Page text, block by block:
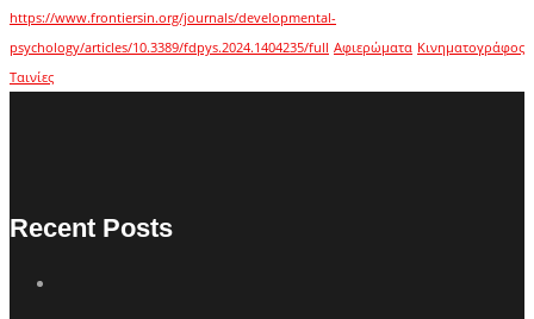
https://www.frontiersin.org/journals/developmental-
psychology/articles/10.3389/fdpys.2024.1404235/full Αφιερώματα Κινηματογράφος
Ταινίες
Recent Posts